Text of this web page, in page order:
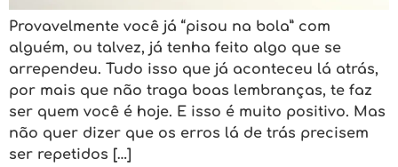
Provavelmente você já “pisou na bola” com
alguém, ou talvez, já tenha feito algo que se
arrependeu. Tudo isso que já aconteceu lá atrás,
por mais que não traga boas lembranças, te faz
ser quem você é hoje. E isso é muito positivo. Mas
não quer dizer que os erros lá de trás precisem
ser repetidos […]